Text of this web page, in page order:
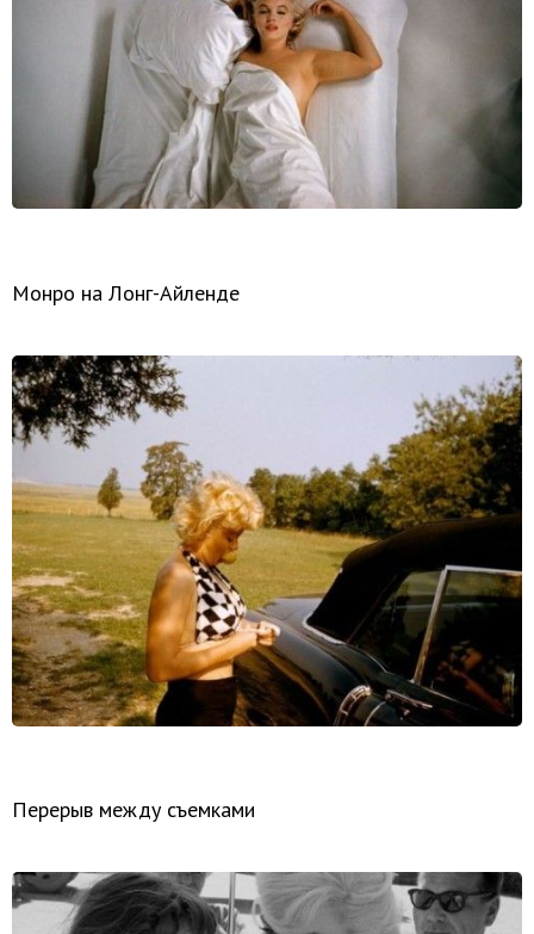
Монро на Лонг-Айленде
Перерыв между съемками